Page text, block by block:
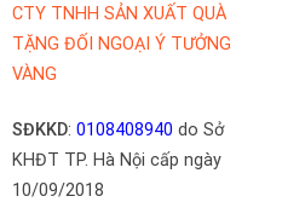
CTY TNHH SẢN XUẤT QUÀ
TẶNG ĐỐI NGOẠI Ý TƯỞNG
VÀNG
SĐKKD: 0108408940 do Sở
KHĐT TP. Hà Nội cấp ngày
10/09/2018